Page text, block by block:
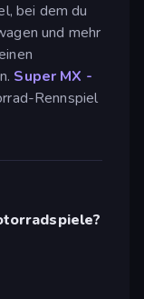
bei dem du
und mehr
Super MX -
Rennspiel